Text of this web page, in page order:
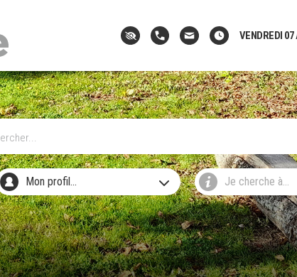
VENDREDI 07
Mon profil... Je cherche à...